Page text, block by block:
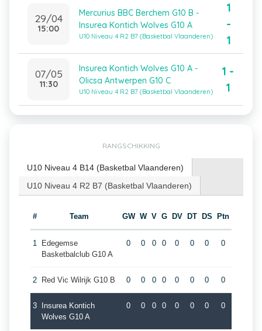
29/04
15:00
Mercurius BBC Berchem G10 B -
Insurea Kontich Wolves G10 A
U10 Niveau 4 R2 B7 (Basketbal Vlaanderen)
1
-
1
07/05
11:30
Insurea Kontich Wolves G10 A -
Olicsa Antwerpen G10 C
U10 Niveau 4 R2 B7 (Basketbal Vlaanderen)
1 -
1
RANGSCHIKKING
U10 Niveau 4 B14 (Basketbal Vlaanderen)
U10 Niveau 4 R2 B7 (Basketbal Vlaanderen)
# Team GW W V G DV DT DS Ptn
1
Edegemse
Basketbalclub G10 A
0 0 0 0 0 0 0 0
2 Red Vic Wilrijk G10 B 0 0 0 0 0 0 0 0
3
Insurea Kontich
Wolves G10 A
0 0 0 0 0 0 0 0